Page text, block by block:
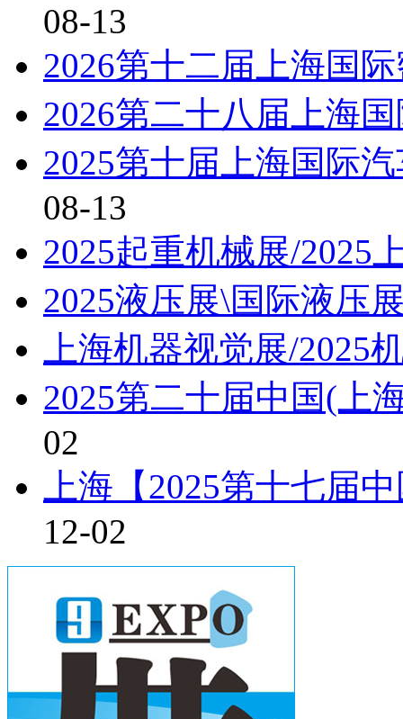
08-13
2026第十二届上海国
2026第二十八届上海
2025第十届上海国际
08-13
2025起重机械展/2025
2025液压展\国际液压
上海机器视觉展/2025
2025第二十届中国(上
02
上海【2025第十七届
12-02